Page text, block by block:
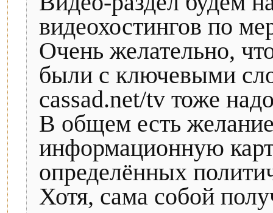
видеохостингов по
Очень желательно,
были с ключевыми
cassad.net/tv тоже
В общем есть
информационную
определённых
Хотя, сама собой